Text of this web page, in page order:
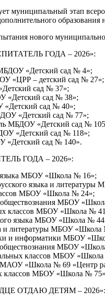
муниципальный этап
образования
нового
ГОДА – 2026»:
«Детский сад № 4»;
«ЦРР – детский сад № 27»;
сад № 37»;
«Детский сад № 38»;
«Детский сад № 40»;
«Детский сад № 77»;
МБДОУ «Детский сад №
«Детский сад № 118»;
«Детский сад № 140».
ГОДА – 2026»:
языка МБОУ «Школа № 16»;
языка и
МБОУ «Школа № 24»;
обществознания МБОУ
классов МБОУ «Школа №
языка МБОУ «Школа №
и литературы МБОУ
и информатики МБОУ
обществознания МБОУ
классов МБОУ
«Школа № 69 «Центр
классов МБОУ «Школа №
ОТДАЮ ДЕТЯМ – 2026»: